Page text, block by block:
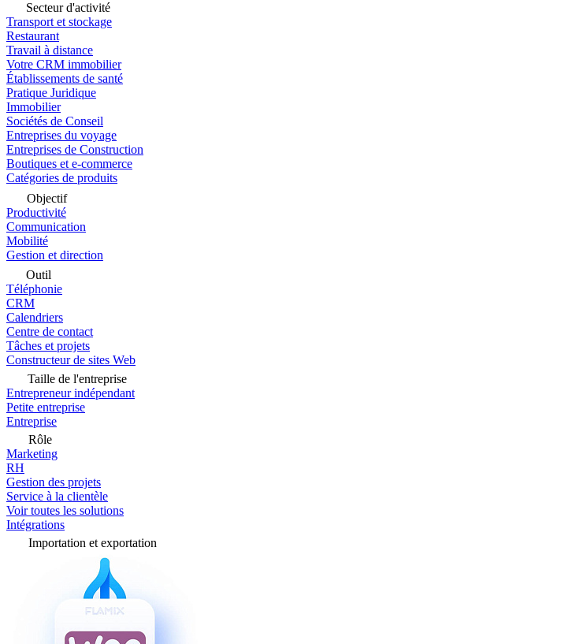
Secteur d'activité
Transport et stockage
Restaurant
Travail à distance
Votre CRM immobilier
Établissements de santé
Pratique Juridique
Immobilier
Sociétés de Conseil
Entreprises du voyage
Entreprises de Construction
Boutiques et e-commerce
Catégories de produits
Objectif
Productivité
Communication
Mobilité
Gestion et direction
Outil
Téléphonie
CRM
Calendriers
Centre de contact
Tâches et projets
Constructeur de sites Web
Taille de l'entreprise
Entrepreneur indépendant
Petite entreprise
Entreprise
Rôle
Marketing
RH
Gestion des projets
Service à la clientèle
Voir toutes les solutions
Intégrations
Importation et exportation